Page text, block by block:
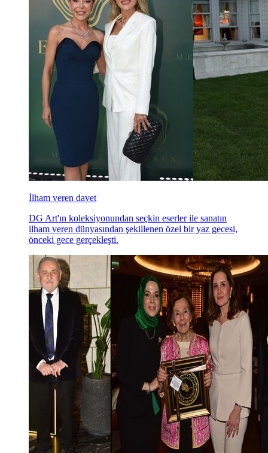
İlham veren davet
DG Art'ın koleksiyonundan seçkin eserler ile sanatın
ilham veren dünyasından şekillenen özel bir yaz gecesi,
önceki gece gerçekleşti.